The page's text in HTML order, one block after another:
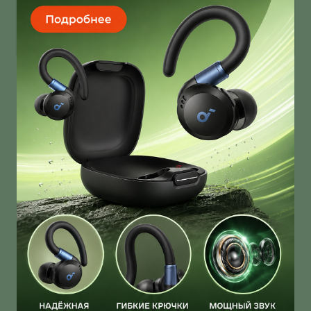
умеет звонить через спутник
Infinix Note 60 Ultra получил дизайн от Pininfarina!
И это далеко не единственная фича новинки!
О нас
Ответы на вопросы
Персональные данные
Контакты
Оплата, доставка и возврат товара
Оферта
Политика конфиденциальности